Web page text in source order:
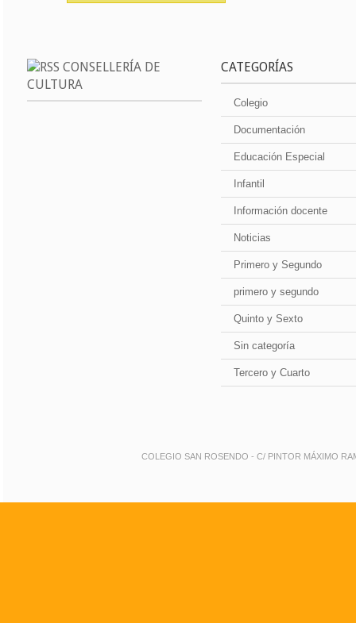
CONSELLERÍA DE
CULTURA
CATEGORÍAS
Colegio
Documentación
Educación Especial
Infantil
Información docente
Noticias
Primero y Segundo
primero y segundo
Quinto y Sexto
Sin categoría
Tercero y Cuarto
COLEGIO SAN ROSENDO - C/ PINTOR MÁXIMO